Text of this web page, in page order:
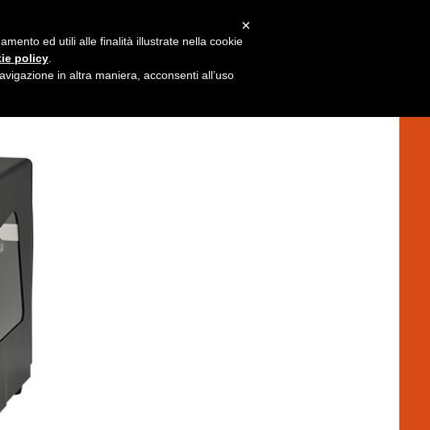
×
ed utili alle finalità illustrate nella cookie
policy
in altra maniera, acconsenti all’uso